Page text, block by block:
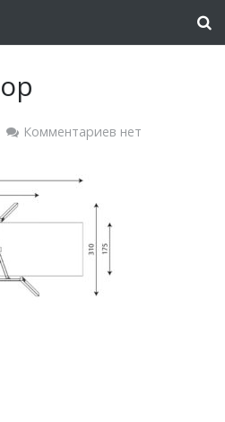
Комментариев нет